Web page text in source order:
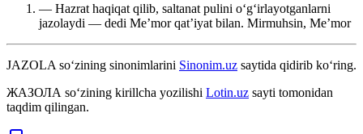
— Hazrat haqiqat qilib, saltanat pulini oʻgʻirlayotganlarni
jazolaydi — dedi Meʼmor qatʼiyat bilan. Mirmuhsin, Meʼmor
JAZOLA so‘zining sinonimlarini Sinonim.uz saytida qidirib ko‘ring.
ЖАЗОЛА so‘zining kirillcha yozilishi Lotin.uz sayti tomonidan
taqdim qilingan.